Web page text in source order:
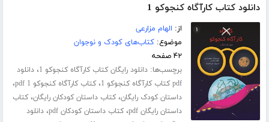
دانلود کتاب کارآگاه کنجوکو 1
از: الهام مزارعی
موضوع:کتاب‌های کودک و نوجوان
۴۲ صفحه
برچسب‌ها:دانلود رایگان کتاب کارآگاه کنجوکو 1 ،دانلود
pdf کتاب کارآگاه کنجوکو 1
،کتاب کارآگاه کنجوکو 1 pdf ،
داستان کودک رایگان،کتاب داستان کودکان رایگان،کتاب
داستان رایگان pdf
،کتاب داستان کودکان pdf ،دانلود